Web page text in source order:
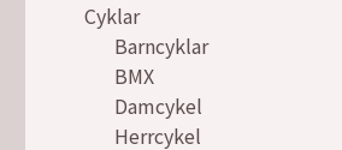
Cyklar
Barncyklar
BMX
Damcykel
Herrcykel